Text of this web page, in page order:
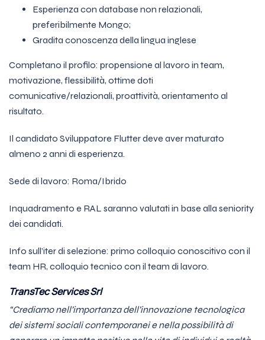
Esperienza con database non relazionali,
preferibilmente Mongo;
Gradita conoscenza della lingua inglese
Completano il profilo: propensione al lavoro in team,
motivazione, flessibilità, ottime doti
comunicative/relazionali, proattività, orientamento al
risultato.
Il candidato Sviluppatore Flutter deve aver maturato
almeno 2 anni di esperienza.
Sede di lavoro: Roma/Ibrido
Inquadramento e RAL saranno valutati in base alla seniority
dei candidati.
Info sull’iter di selezione: primo colloquio conoscitivo con il
team HR, colloquio tecnico con il team di lavoro.
TransTec Services Srl
“Crediamo nell’importanza dell’innovazione tecnologica
dei sistemi sociali contemporanei e nella possibilità di